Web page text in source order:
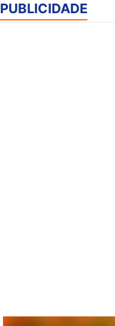
PUBLICIDADE